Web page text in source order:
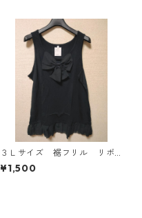
３Ｌサイズ 裾フリル リボ
ン付きタンクトップ ブラッ
ク KAE-4788
¥1,500